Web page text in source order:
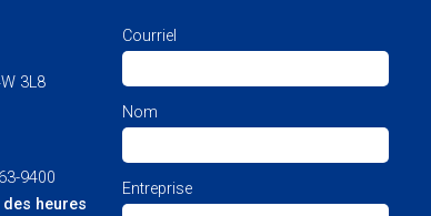
3L8
9400
heures
Courriel
Nom
Entreprise